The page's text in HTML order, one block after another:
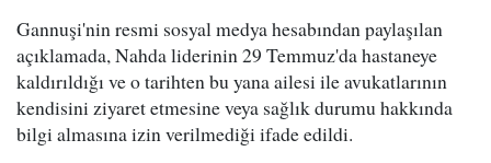
Gannuşi'nin resmi sosyal medya hesabından paylaşılan
açıklamada, Nahda liderinin 29 Temmuz'da hastaneye
kaldırıldığı ve o tarihten bu yana ailesi ile avukatlarının
kendisini ziyaret etmesine veya sağlık durumu hakkında
bilgi almasına izin verilmediği ifade edildi.